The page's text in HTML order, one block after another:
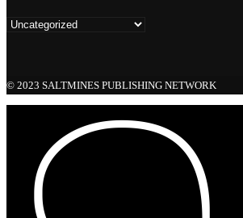
© 2023 SALTMINES PUBLISHING NETWORK